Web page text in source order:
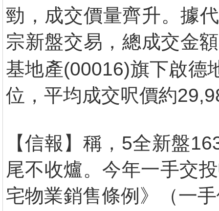
勁，成交價量齊升。據
宗新盤交易，總成交金
基地產(00016)旗下啟德
位，平均成交呎價約
【信報】稱，5全新盤
尾不收爐。今年一手交
宅物業銷售條例》（一